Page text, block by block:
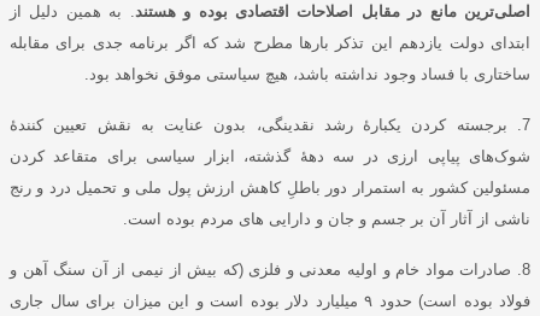
اصلی‌ترین مانع در مقابل اصلاحات اقتصادی بوده و هستند . به همین دلیل از
ابتدای دولت یازدهم این تذکر بار‌ها مطرح شد که اگر برنامه جدی برای مقابله
ساختاری با فساد وجود نداشته باشد، هیچ سیاستی موفق نخواهد بود.
7. برجسته کردن یکبارۀ رشد نقدینگی، بدون عنایت به نقش تعیین کنندۀ
شوک‌های پیاپی ارزی در سه دهۀ گذشته، ابزار سیاسی برای متقاعد کردن
مسئولین کشور به استمرار دور باطلِ کاهش ارزش پول ملی و تحمیل درد و رنج
ناشی از آثار آن بر جسم و جان و دارایی‌ های مردم بوده است.
8. ‌صادرات مواد خام و اولیه معدنی و فلزی (که بیش از نیمی از آن سنگ آهن و
فولاد بوده است) حدود ۹ میلیارد دلار بوده است و این میزان برای سال جاری